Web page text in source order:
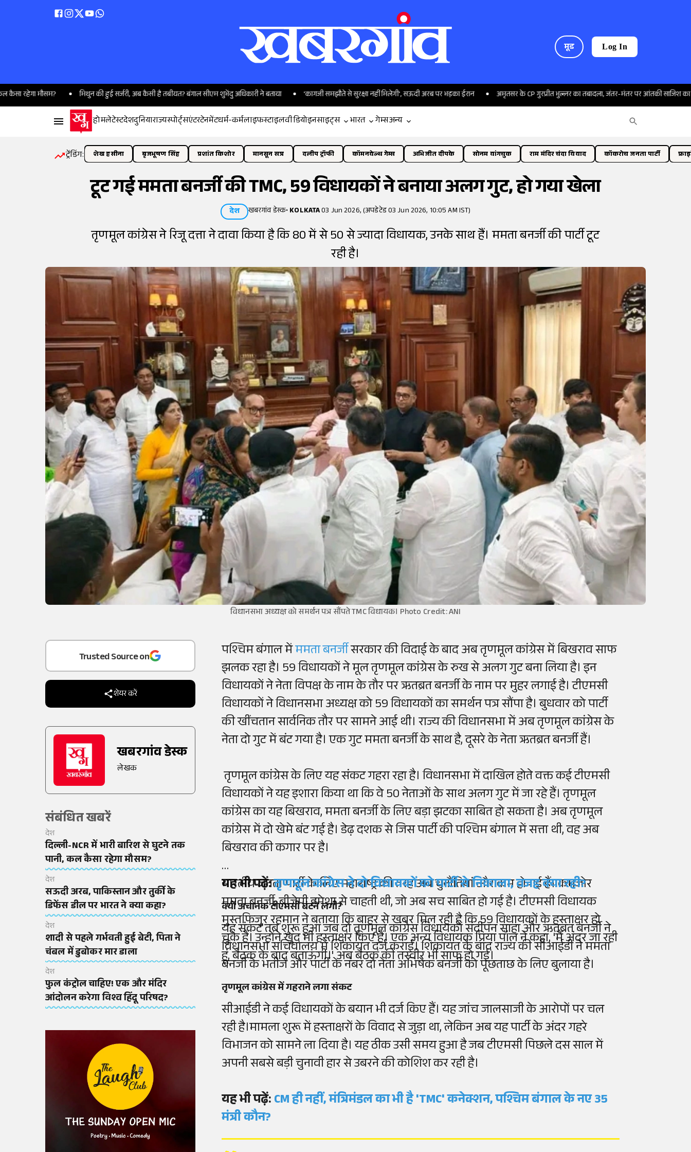
मूड Log In
मौसम? मिथुन की हुई सर्जरी, अब कैसी है तबीयत? बंगाल सीएम शुभेंदु अधिकारी ने बताया 'कागजी समझौते से सुरक्षा नहीं मिलेगी', सऊदी अरब पर भड़का ईरान अमृतसर के CP गुरप्रीत भुल्लर का तबादला, जंतर-मंतर पर आंतकी साजिश का किया था
होमलेटेस्टदेशदुनियाराज्यस्पोर्ट्सएंटरटेनमेंटधर्म-कर्मलाइफस्टाइलवीडियोइनसाइट्स भारत गेम्सअन्य
ट्रेंडिंग: शेख हसीना बृजभूषण सिंह प्रशांत किशोर मानसून सत्र दलीप ट्रॉफी कॉमनवेल्थ गेम्स अभिजीत दीपके सोनम वांगचुक राम मंदिर चंदा विवाद कॉकरोच जनता पार्टी
टूट गई ममता बनर्जी की TMC, 59 विधायकों ने बनाया अलग गुट, हो गया खेला
देश खबरगांव डेस्क•KOLKATA03 Jun 2026, (अपडेटेड 03 Jun 2026, 10:05 AM IST)
तृणमूल कांग्रेस ने रिजू दत्ता ने दावा किया है कि 80 में से 50 से ज्यादा विधायक, उनके साथ हैं। ममता बनर्जी की पार्टी टूट
रही है।
विधानसभा अध्यक्ष को समर्थन पत्र सौंपते TMC विधायक। Photo Credit: ANI
Trusted Source on
शेयर करें
खबरगांव डेस्क
लेखक
संबंधित खबरें
देश
दिल्ली-NCR में भारी बारिश से घुटने तक
पानी, कल कैसा रहेगा मौसम?
देश
सऊदी अरब, पाकिस्तान और तुर्की के
डिफेंस डील पर भारत ने क्या कहा?
देश
शादी से पहले गर्भवती हुई बेटी, पिता ने
चंबल में डुबोकर मार डाला
देश
फुल कंट्रोल चाहिए! एक और मंदिर
आंदोलन करेगा विश्व हिंदू परिषद?
पश्चिम बंगाल मेंममता बनर्जीसरकार की विदाई के बाद अब तृणमूल कांग्रेस में बिखराव साफ
झलक रहा है। 59 विधायकों ने मूल तृणमूल कांग्रेस के रुख से अलग गुट बना लिया है। इन
विधायकों ने नेता विपक्ष के नाम के तौर पर ऋतब्रत बनर्जी के नाम पर मुहर लगाई है। टीएमसी
विधायकों ने विधानसभा अध्यक्ष को 59 विधायकों का समर्थन पत्र सौंपा है। बुधवार को पार्टी
की खींचतान सार्वनिक तौर पर सामने आई थी। राज्य की विधानसभा में अब तृणमूल कांग्रेस के
नेता दो गुट में बंट गया है। एक गुट ममता बनर्जी के साथ है, दूसरे के नेता ऋतब्रत बनर्जी हैं।
तृणमूल कांग्रेस के लिए यह संकट गहरा रहा है। विधानसभा में दाखिल होते वक्त कई टीएमसी
विधायकों ने यह इशारा किया था कि वे 50 नेताओं के साथ अलग गुट में जा रहे हैं। तृणमूल
कांग्रेस का यह बिखराव, ममता बनर्जी के लिए बड़ा झटका साबित हो सकता है। अब तृणमूल
कांग्रेस में दो खेमे बंट गई है। डेढ़ दशक से जिस पार्टी की पश्चिम बंगाल में सत्ता थी, वह अब
बिखराव की कगार पर है।
भारतीय जनता पार्टी के लिए महाराष्ट्र की तरह अब चुनौतियां और कम हो गई हैं। कमजोर
ममता बनर्जी, बीजेपी हमेशा से चाहती थी, जो अब सच साबित हो गई है। टीएमसी विधायक
मुस्तफिजुर रहमान ने बताया कि बाहर से खबर मिल रही है कि 59 विधायकों के हस्ताक्षर हो
चुके हैं। उन्होंने खुद भी हस्ताक्षर किए हैं। एक अन्य विधायक प्रिया पॉल ने कहा, 'मैं अंदर जा रही
हूं, बैठक के बाद बताऊंगी।' अब बैठक की तस्वीर भी साफ हो गई।
यह भी पढ़ें:तृणमूल कांग्रेस ने दो विधायकों को पार्टी से निकाला, वजह क्या रही?
क्यों अचानक टीएमसी बंटने लगी?
यह संकट तब शुरू हुआ जब दो तृणमूल कांग्रेस विधायकों संदीपन साहा और ऋतब्रत बनर्जी ने
विधानसभा सचिवालय में शिकायत दर्ज कराई। शिकायत के बाद राज्य की सीआईडी ने ममता
बनर्जी के भतीजे और पार्टी के नंबर दो नेता अभिषेक बनर्जी को पूछताछ के लिए बुलाया है।
तृणमूल कांग्रेस में गहराने लगा संकट
सीआईडी ने कई विधायकों के बयान भी दर्ज किए हैं। यह जांच जालसाजी के आरोपों पर चल
रही है।मामला शुरू में हस्ताक्षरों के विवाद से जुड़ा था, लेकिन अब यह पार्टी के अंदर गहरे
विभाजन को सामने ला दिया है। यह ठीक उसी समय हुआ है जब टीएमसी पिछले दस साल में
अपनी सबसे बड़ी चुनावी हार से उबरने की कोशिश कर रही है।
यह भी पढ़ें:CM ही नहीं, मंत्रिमंडल का भी है 'TMC' कनेक्शन, पश्चिम बंगाल के नए 35
मंत्री कौन?